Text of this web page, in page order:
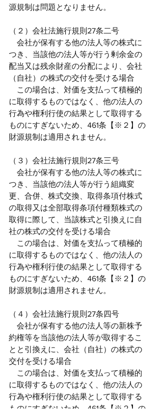
源規制は問題となりません。
（２）会社法施行規則27条二号
会社が保有する他の法人等の株式に
つき、当該他の法人等が行う剰余金の
配当又は残余財産の分配により、会社
（自社）の株式の交付を受ける場合
この場合は、対価を支払って積極的
に取得するものではなく、他の法人の
行為や権利行使の結果として取得する
ものにすぎないため、461条【※２】の
財源規制は適用されません。
（３）会社法施行規則27条三号
会社が保有する他の法人等の株式に
つき、当該他の法人等が行う組織変
更、合併、株式交換、取得条項付株式
の取得又は全部取得条項付種類株式の
取得に際して、当該株式と引換えに自
社の株式の交付を受ける場合
この場合は、対価を支払って積極的
に取得するものではなく、他の法人の
行為や権利行使の結果として取得する
ものにすぎないため、461条【※２】の
財源規制は適用されません。
（４）会社法施行規則27条四号
会社が保有する他の法人等の新株予
約権等を当該他の法人等が取得するこ
とと引換えに、会社（自社）の株式の
交付を受ける場合
この場合は、対価を支払って積極的
に取得するものではなく、他の法人の
行為や権利行使の結果として取得する
ものにすぎないため、461条【※２】の